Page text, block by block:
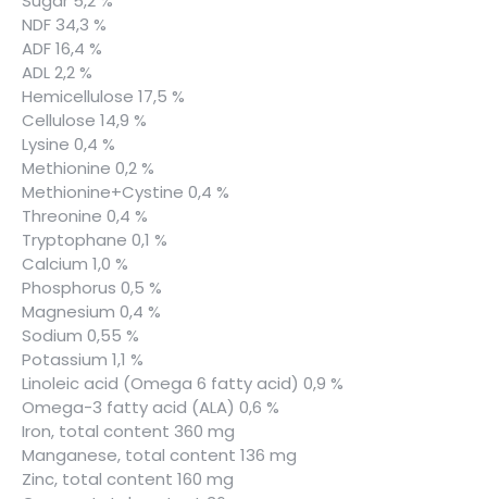
NDF 34,3 %
ADF 16,4 %
ADL 2,2 %
Hemicellulose 17,5 %
Cellulose 14,9 %
Lysine 0,4 %
Methionine 0,2 %
Methionine+Cystine 0,4 %
Threonine 0,4 %
Tryptophane 0,1 %
Calcium 1,0 %
Phosphorus 0,5 %
Magnesium 0,4 %
Sodium 0,55 %
Potassium 1,1 %
Linoleic acid (Omega 6 fatty acid) 0,9 %
Omega-3 fatty acid (ALA) 0,6 %
Iron, total content 360 mg
Manganese, total content 136 mg
Zinc, total content 160 mg